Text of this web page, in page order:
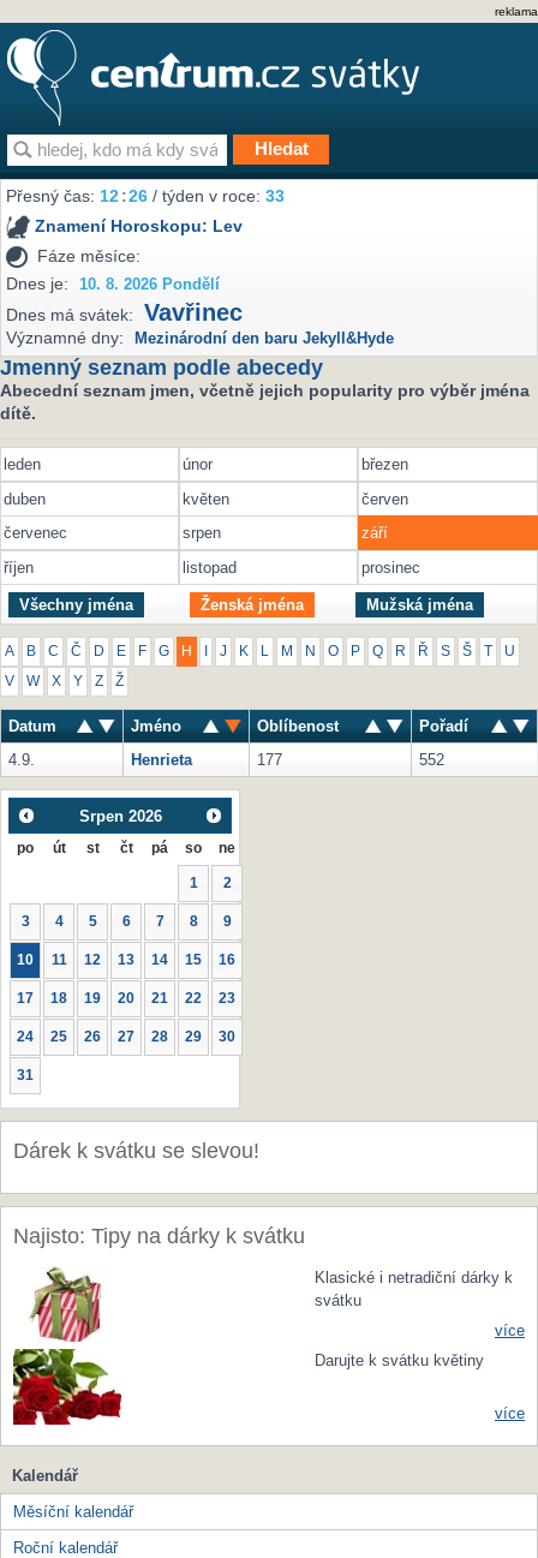
reklama
Přesný čas:12:26 / týden v roce:33
Znamení Horoskopu: Lev
Fáze měsíce:
Dnes je:
10. 8. 2026 Pondělí
Dnes má svátek: Vavřinec
Významné dny: Mezinárodní den baru Jekyll&Hyde
Jmenný seznam podle abecedy
Abecední seznam jmen, včetně jejich popularity pro výběr jména
dítě.
leden únor
březen
duben
květen
červen
červenec
srpen
září
říjen
listopad prosinec
Všechny jména Ženská jména Mužská jména
A B C Č D E F G H J K M N O P Q R Ř S Š U
V W X Y Z Ž
Datum Jméno Oblíbenost
Pořadí
4.9.
Henrieta 177 552
Srpen 2026
po út st čt pá so ne
1 2
3 4 5 6 7 8 9
10 11 12 13 14 15 16
17 18 19 20 21 22 23
24 25 26 27 28 29 30
31
Dárek k svátku se slevou!
Najisto: Tipy na dárky k svátku
Klasické i netradiční dárky k
svátku
více
Darujte k svátku květiny
více
Kalendář
Měsíční kalendář
Roční kalendář